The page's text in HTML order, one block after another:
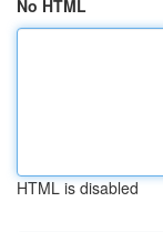
No HTML
HTML is disabled